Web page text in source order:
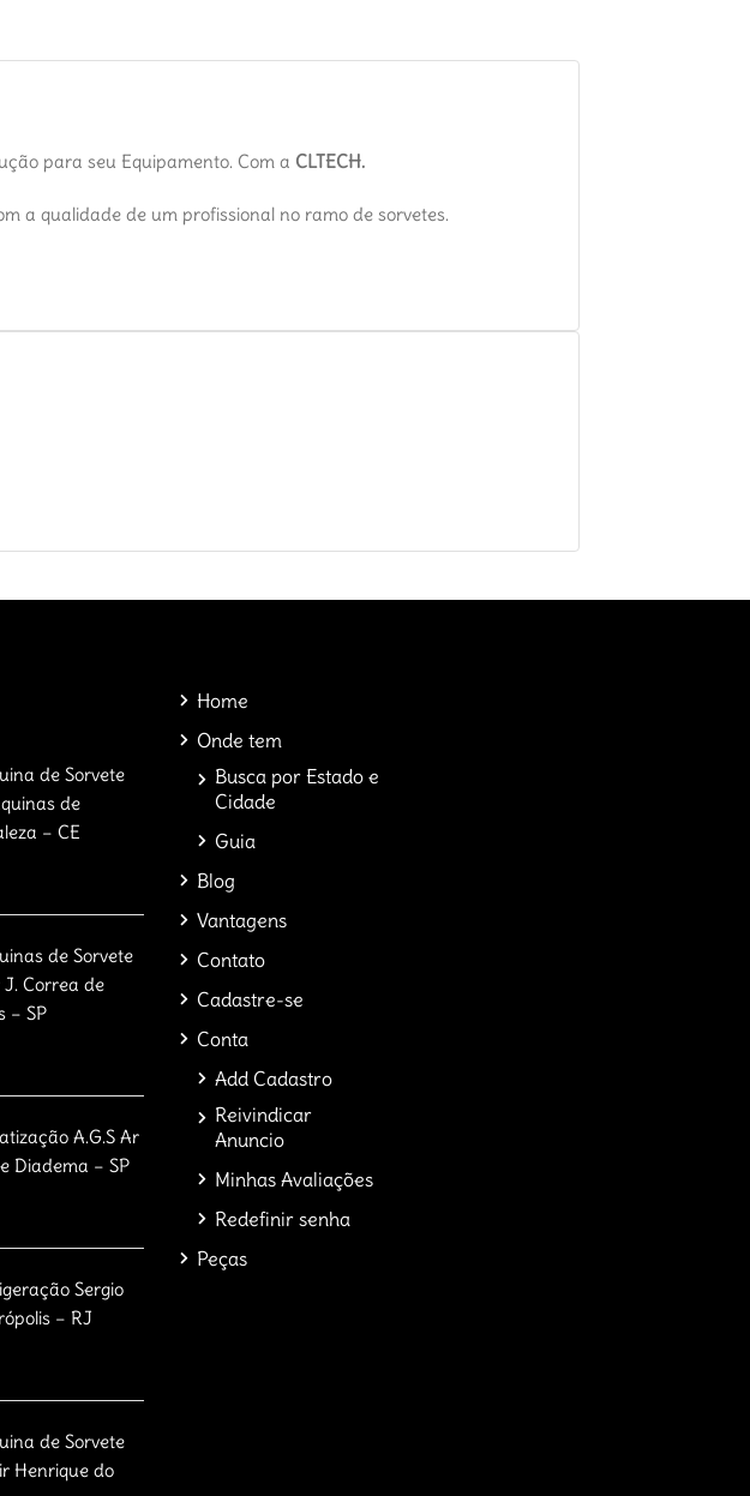
para seu Equipamento. Com a CLTECH.
a qualidade de um profissional no ramo de sorvetes.
de Sorvete
de
– CE
de Sorvete
Correa de
– SP
A.G.S Ar
Diadema – SP
Sergio
– RJ
de Sorvete
Henrique do
Home
Onde tem
Busca por Estado e
Cidade
Guia
Blog
Vantagens
Contato
Cadastre-se
Conta
Add Cadastro
Reivindicar
Anuncio
Minhas Avaliações
Redefinir senha
Peças